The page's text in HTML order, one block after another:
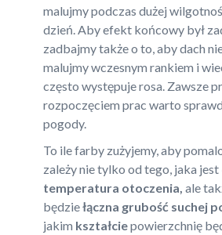
malujmy podczas dużej
dzień. Aby efekt końcowy był
zadbajmy także o to, aby dach
malujmy wczesnym rankiem i
często występuje rosa. Zawsze
rozpoczęciem prac warto
pogody.
To ile farby zużyjemy, aby
zależy nie tylko od tego, jaka jest
temperatura otoczenia, ale
będziełączna grubość suchej
jakim kształciepowierzchnię